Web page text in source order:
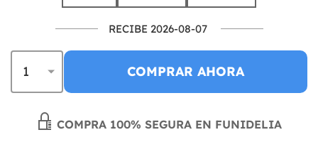
RECIBE 2026-08-07
COMPRAR AHORA
COMPRA 100% SEGURA EN FUNIDELIA